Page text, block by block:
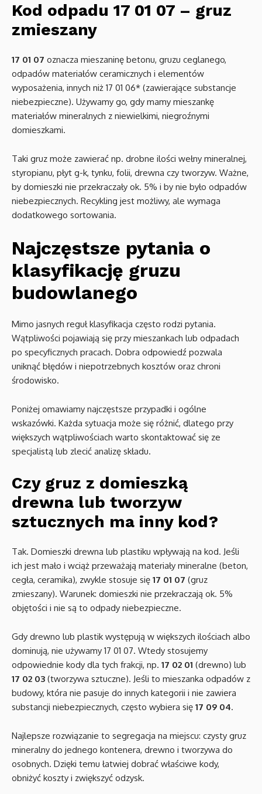
Kod odpadu 17 01 07 – gruz
zmieszany
17 01 07 oznacza mieszaninę betonu, gruzu ceglanego,
odpadów materiałów ceramicznych i elementów
wyposażenia, innych niż 17 01 06* (zawierające substancje
niebezpieczne). Używamy go, gdy mamy mieszankę
materiałów mineralnych z niewielkimi, niegroźnymi
domieszkami.
Taki gruz może zawierać np. drobne ilości wełny mineralnej,
styropianu, płyt g-k, tynku, folii, drewna czy tworzyw. Ważne,
by domieszki nie przekraczały ok. 5% i by nie było odpadów
niebezpiecznych. Recykling jest możliwy, ale wymaga
dodatkowego sortowania.
Najczęstsze pytania o
klasyfikację gruzu
budowlanego
Mimo jasnych reguł klasyfikacja często rodzi pytania.
Wątpliwości pojawiają się przy mieszankach lub odpadach
po specyficznych pracach. Dobra odpowiedź pozwala
uniknąć błędów i niepotrzebnych kosztów oraz chroni
środowisko.
Poniżej omawiamy najczęstsze przypadki i ogólne
wskazówki. Każda sytuacja może się różnić, dlatego przy
większych wątpliwościach warto skontaktować się ze
specjalistą lub zlecić analizę składu.
Czy gruz z domieszką
drewna lub tworzyw
sztucznych ma inny kod?
Tak. Domieszki drewna lub plastiku wpływają na kod. Jeśli
ich jest mało i wciąż przeważają materiały mineralne (beton,
cegła, ceramika), zwykle stosuje się 17 01 07 (gruz
zmieszany). Warunek: domieszki nie przekraczają ok. 5%
objętości i nie są to odpady niebezpieczne.
Gdy drewno lub plastik występują w większych ilościach albo
dominują, nie używamy 17 01 07. Wtedy stosujemy
odpowiednie kody dla tych frakcji, np. 17 02 01 (drewno) lub
17 02 03 (tworzywa sztuczne). Jeśli to mieszanka odpadów z
budowy, która nie pasuje do innych kategorii i nie zawiera
substancji niebezpiecznych, często wybiera się 17 09 04.
Najlepsze rozwiązanie to segregacja na miejscu: czysty gruz
mineralny do jednego kontenera, drewno i tworzywa do
osobnych. Dzięki temu łatwiej dobrać właściwe kody,
obniżyć koszty i zwiększyć odzysk.